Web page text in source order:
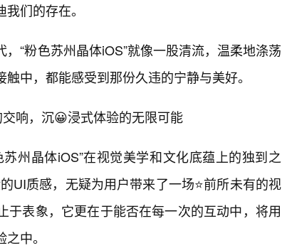
们的存在。
“粉色苏州晶体iOS”就像一股清流，温柔地涤荡
中，都能感受到那份久违的宁静与美好。
响，沉😀浸式体验的无限可能
州晶体iOS”在视觉美学和文化底蕴上的独到之
UI质感，无疑为用户带来了一场⭐前所未有的视
于表象，它更在于能否在每一次的互动中，将用
中。